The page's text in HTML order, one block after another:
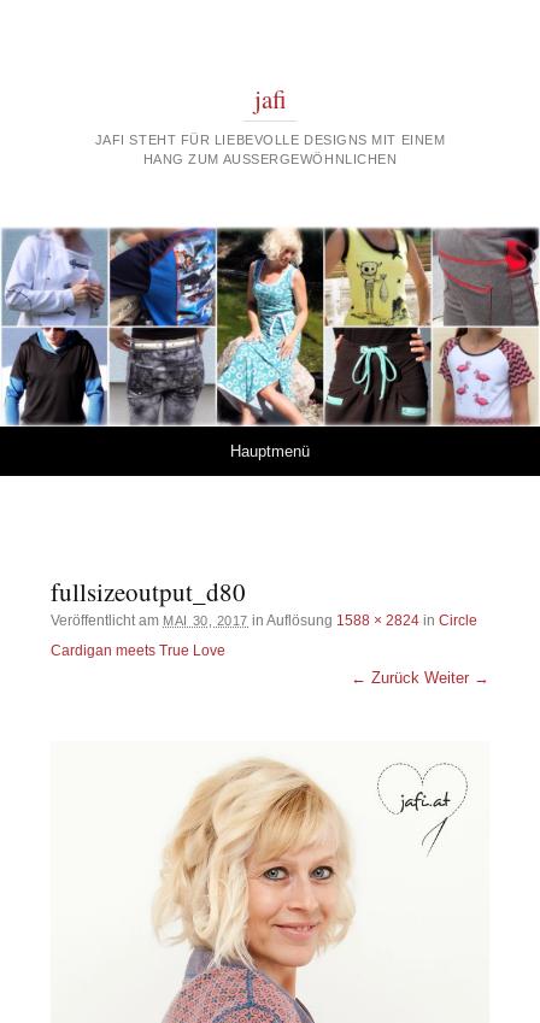
jafi
JAFI STEHT FÜR LIEBEVOLLE DESIGNS MIT EINEM
HANG ZUM AUSSERGEWÖHNLICHEN
Hauptmenü
fullsizeoutput_d80
Veröffentlicht am MAI 30, 2017 in Auflösung 1588 × 2824 in Circle
Cardigan meets True Love
← Zurück Weiter →